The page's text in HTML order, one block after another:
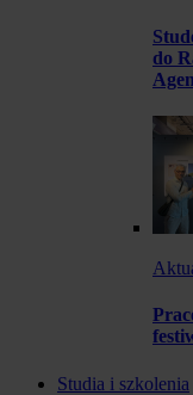
do
Studia i szkolenia